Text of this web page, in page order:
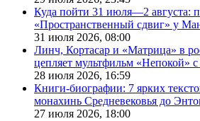
Куда пойти 31 июля—2 августа:
«Пространственный сдвиг» у
31 июля 2026, 08:00
Линч, Кортасар и «Матрица» в
цепляет мультфильм «Непокой»
28 июля 2026, 16:59
Книги-биографии: 7 ярких
монахинь Средневековья до
27 июля 2026, 18:00